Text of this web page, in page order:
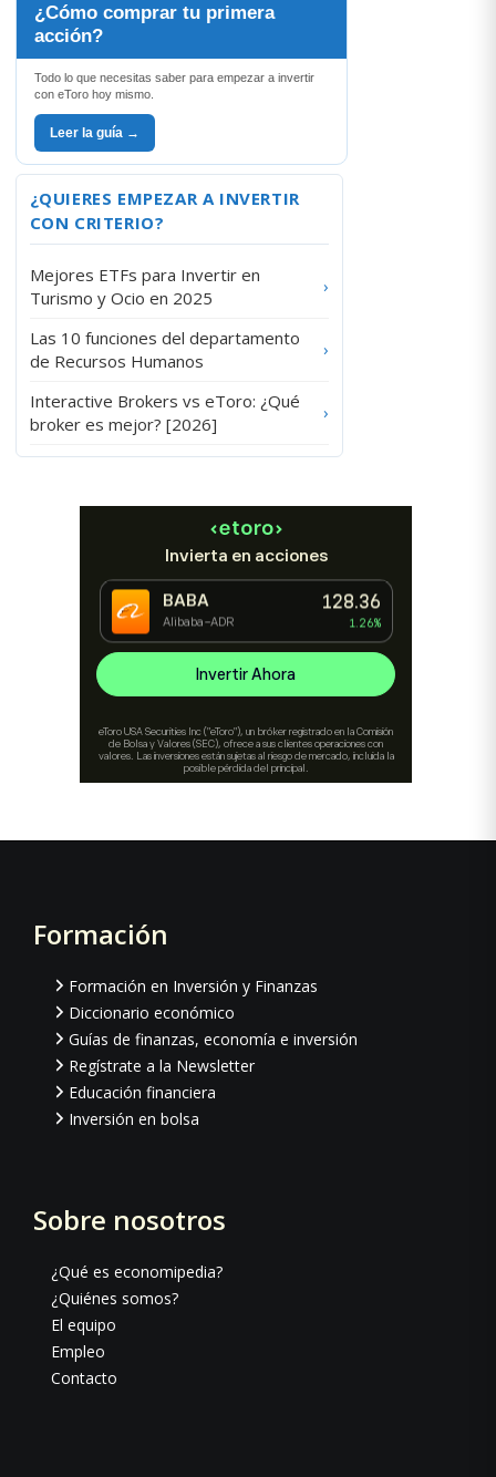
¿Cómo comprar tu primera
acción?
Todo lo que necesitas saber para empezar a invertir
con eToro hoy mismo.
Leer la guía →
¿QUIERES EMPEZAR A INVERTIR
CON CRITERIO?
Mejores ETFs para Invertir en
Turismo y Ocio en 2025
›
Las 10 funciones del departamento
de Recursos Humanos
›
Interactive Brokers vs eToro: ¿Qué
broker es mejor? [2026]
›
Footer
Formación
Formación en Inversión y Finanzas
Diccionario económico
Guías de finanzas, economía e inversión
Regístrate a la Newsletter
Educación financiera
Inversión en bolsa
Sobre nosotros
¿Qué es economipedia?
¿Quiénes somos?
El equipo
Empleo
Contacto